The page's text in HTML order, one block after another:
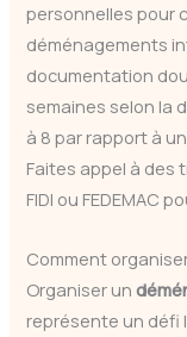
personnelles pour
déménagements
documentation
semaines selon la
à 8 par rapport à
Faites appel à des
FIDI ou FEDEMAC
Comment
Organiser un
représente un défi